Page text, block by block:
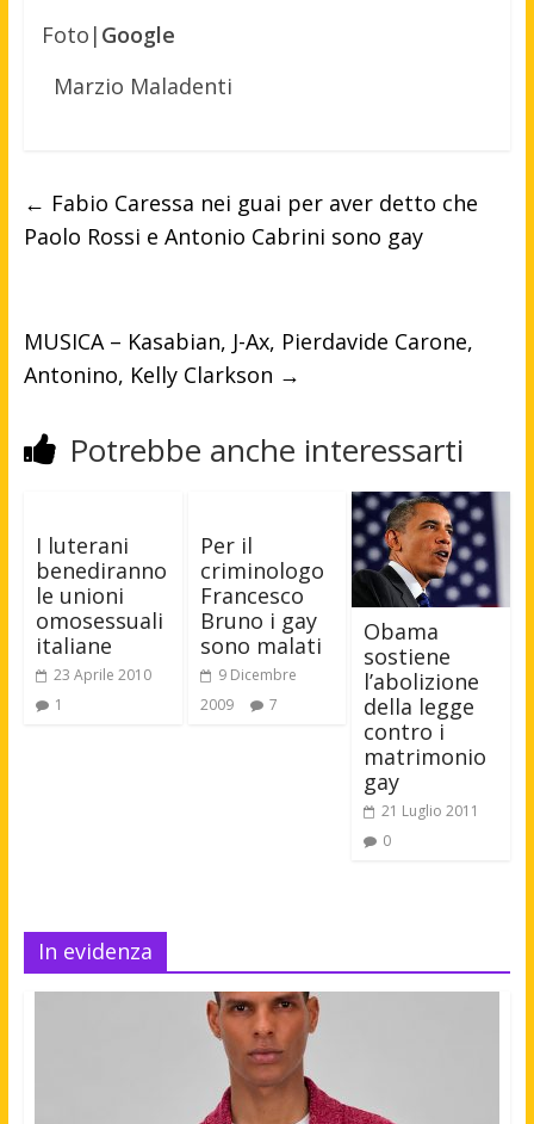
Foto| Google
Marzio Maladenti
← Fabio Caressa nei guai per aver detto che
Paolo Rossi e Antonio Cabrini sono gay
MUSICA – Kasabian, J-Ax, Pierdavide Carone,
Antonino, Kelly Clarkson →
Potrebbe anche interessarti
I luterani
benediranno
le unioni
omosessuali
italiane
23 Aprile 2010
1
Per il
criminologo
Francesco
Bruno i gay
sono malati
9 Dicembre
2009
7
Obama
sostiene
l’abolizione
della legge
contro i
matrimonio
gay
21 Luglio 2011
0
In evidenza